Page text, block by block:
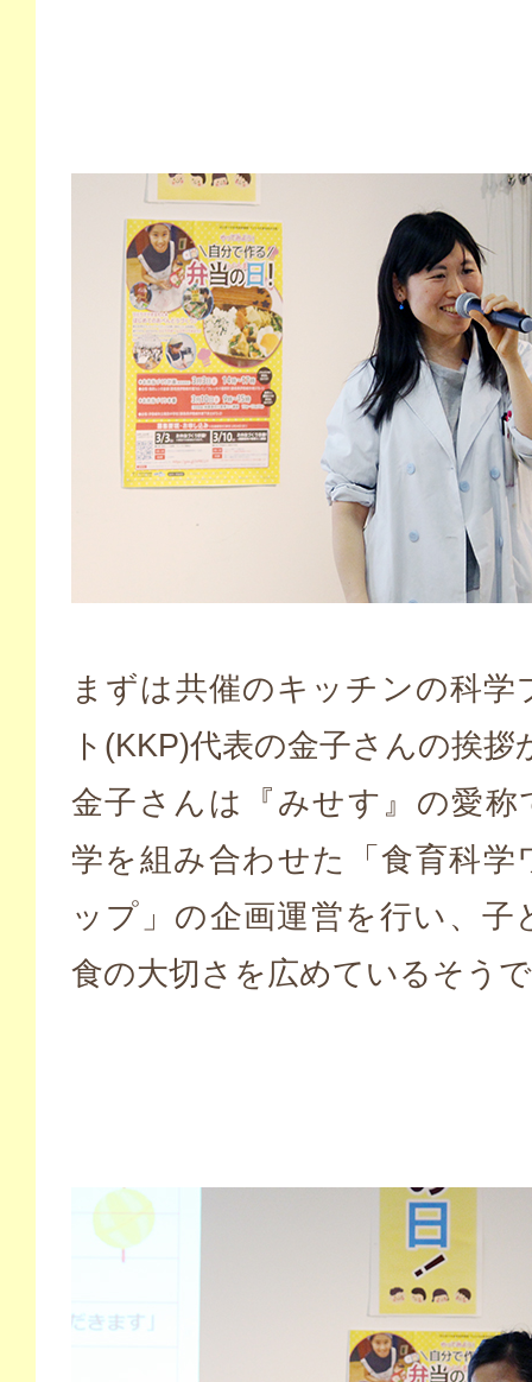
まずは共催のキッチンの科学
ト(KKP)代表の金子さんの挨拶
金子さんは『みせす』の愛称
学を組み合わせた「食育科学
ップ」の企画運営を行い、子
食の大切さを広めているそう